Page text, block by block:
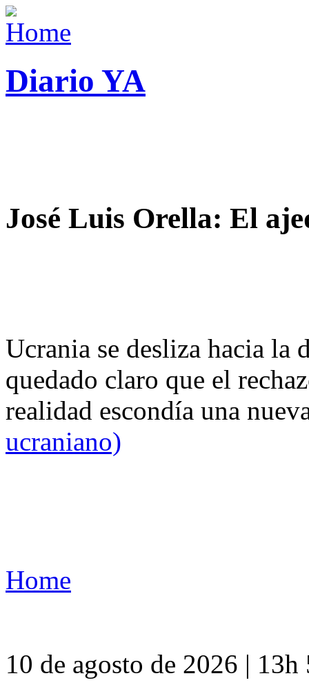
Diario YA
José Luis Orella: El
Ucrania se desliza hacia
quedado claro que el
realidad escondía una
ucraniano)
Home
10 de agosto de 2026 |